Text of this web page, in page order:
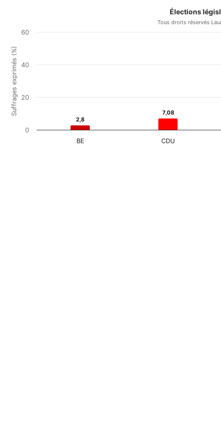
Suffrages exprimés (%)
Élections
Tous droits réservés
2,8
2,8
7,08
7,08
BE CDU
0
20
40
60